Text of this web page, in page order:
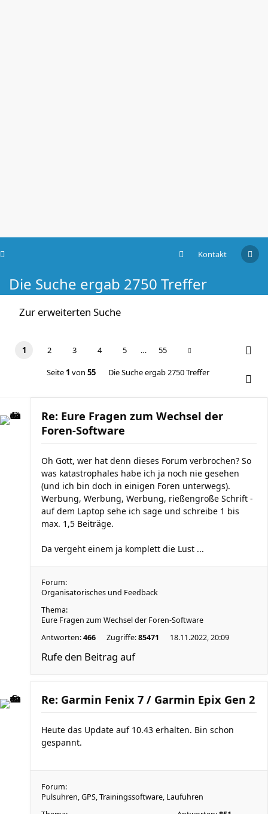
Kontakt
Die Suche ergab 2750 Treffer
Zur erweiterten Suche
1 2 3 4 5 … 55
Seite 1 von 55 Die Suche ergab 2750 Treffer
Re: Eure Fragen zum Wechsel der
Foren-Software
Oh Gott, wer hat denn dieses Forum verbrochen? So
was katastrophales habe ich ja noch nie gesehen
(und ich bin doch in einigen Foren unterwegs).
Werbung, Werbung, Werbung, rießengroße Schrift -
auf dem Laptop sehe ich sage und schreibe 1 bis
max. 1,5 Beiträge.
Da vergeht einem ja komplett die Lust ...
Forum:
Organisatorisches und Feedback
Thema:
Eure Fragen zum Wechsel der Foren-Software
Antworten:466 Zugriffe:85471 18.11.2022, 20:09
Rufe den Beitrag auf
Re: Garmin Fenix 7 / Garmin Epix Gen 2
Heute das Update auf 10.43 erhalten. Bin schon
gespannt.
Forum:
Pulsuhren, GPS, Trainingssoftware, Laufuhren